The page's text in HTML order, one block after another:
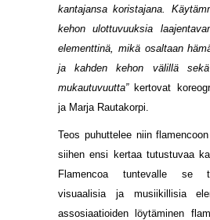
kantajansa koristajana.
kehon ulottuvuuksia
elementtinä, mikä osaltaan
ja kahden kehon välillä
mukautuvuutta”kertovat
ja Marja Rautakorpi.
Teos puhuttelee niin
siihen ensi kertaa tutustuvaa
Flamencoa tuntevalle se
visuaalisia ja musiikillisia
assosiaatioiden löytäminen